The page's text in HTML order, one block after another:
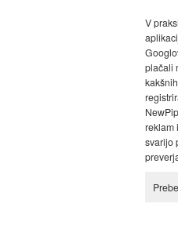
V
plačali
reklam
svarijo